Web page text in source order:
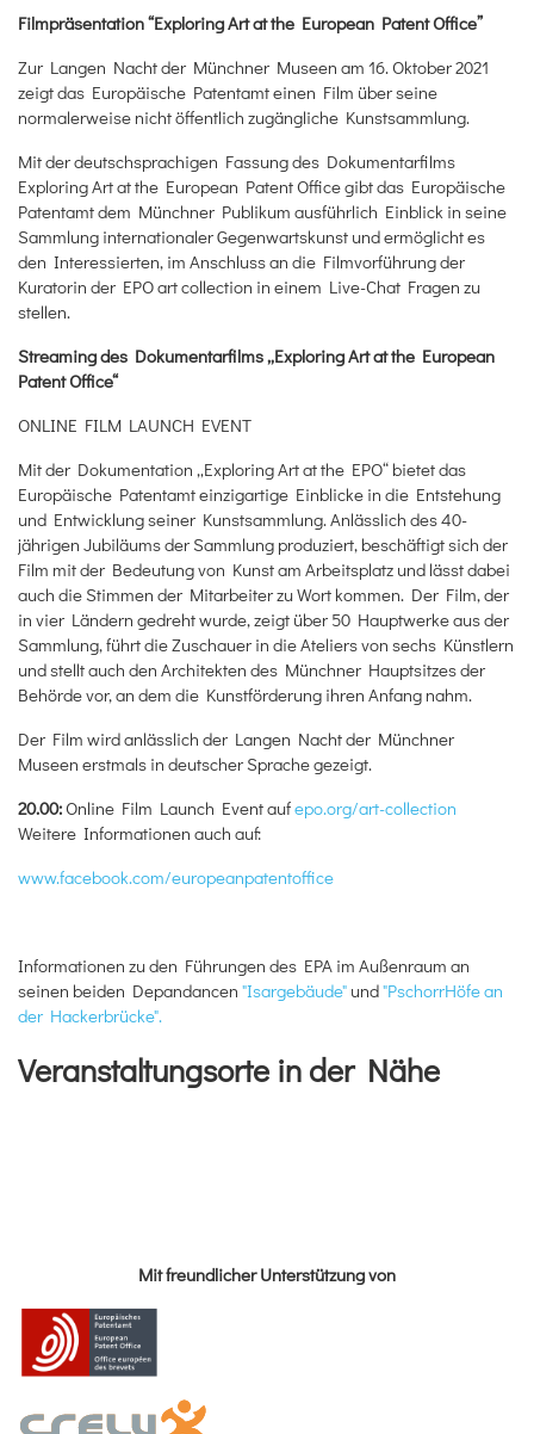
Filmpräsentation “Exploring Art at the European Patent Office”
Zur Langen Nacht der Münchner Museen am 16. Oktober 2021
zeigt das Europäische Patentamt einen Film über seine
normalerweise nicht öffentlich zugängliche Kunstsammlung.
Mit der deutschsprachigen Fassung des Dokumentarfilms
Exploring Art at the European Patent Office gibt das Europäische
Patentamt dem Münchner Publikum ausführlich Einblick in seine
Sammlung internationaler Gegenwartskunst und ermöglicht es
den Interessierten, im Anschluss an die Filmvorführung der
Kuratorin der EPO art collection in einem Live-Chat Fragen zu
stellen.
Streaming des Dokumentarfilms „Exploring Art at the European
Patent Office“
ONLINE FILM LAUNCH EVENT
Mit der Dokumentation „Exploring Art at the EPO“ bietet das
Europäische Patentamt einzigartige Einblicke in die Entstehung
und Entwicklung seiner Kunstsammlung. Anlässlich des 40-
jährigen Jubiläums der Sammlung produziert, beschäftigt sich der
Film mit der Bedeutung von Kunst am Arbeitsplatz und lässt dabei
auch die Stimmen der Mitarbeiter zu Wort kommen. Der Film, der
in vier Ländern gedreht wurde, zeigt über 50 Hauptwerke aus der
Sammlung, führt die Zuschauer in die Ateliers von sechs Künstlern
und stellt auch den Architekten des Münchner Hauptsitzes der
Behörde vor, an dem die Kunstförderung ihren Anfang nahm.
Der Film wird anlässlich der Langen Nacht der Münchner
Museen erstmals in deutscher Sprache gezeigt.
20.00:Online Film Launch Event aufepo.org/art-collection
Weitere Informationen auch auf:
www.facebook.com/europeanpatentoffice
Informationen zu den Führungen des EPA im Außenraum an
seinen beiden Depandancen "Isargebäude" und"PschorrHöfe an
der Hackerbrücke".
Veranstaltungsorte in der Nähe
Mit freundlicher Unterstützung von